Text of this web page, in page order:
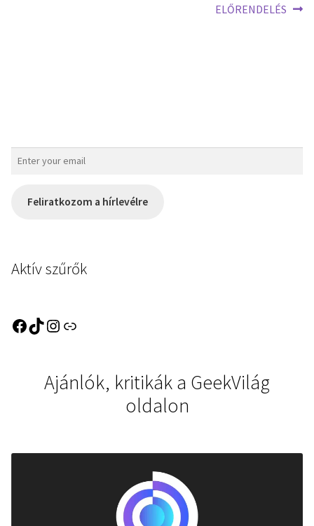
ELŐRENDELÉS
Feliratkozom a hírlevélre
Aktív szűrők
Ajánlók, kritikák a GeekVilág
oldalon